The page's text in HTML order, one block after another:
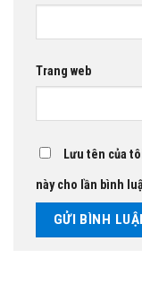
Trang web
Lưu tên của
này cho lần bình